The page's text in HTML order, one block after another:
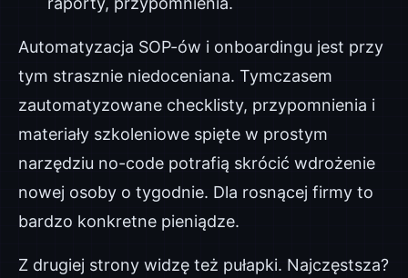
Automatyzacja SOP-ów i onboardingu jest przy
tym strasznie niedoceniana. Tymczasem
zautomatyzowane checklisty, przypomnienia i
materiały szkoleniowe spięte w prostym
narzędziu no-code potrafią skrócić wdrożenie
nowej osoby o tygodnie. Dla rosnącej firmy to
bardzo konkretne pieniądze.
Z drugiej strony widzę też pułapki. Najczęstsza?